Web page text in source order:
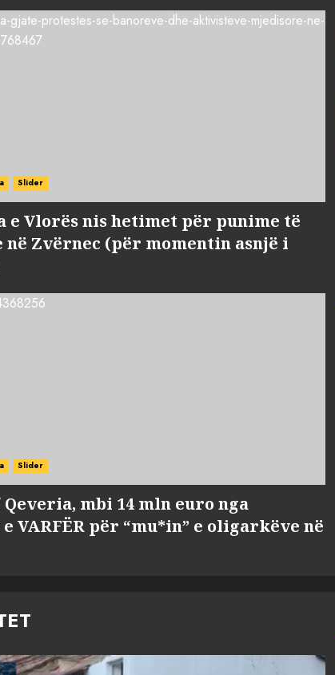
Slider
Vlorës nis hetimet për punime të
në Zvërnec (për momentin asnjë i
Slider
mbi 14 mln euro nga
VARFËR për “mu*in” e oligarkëve në